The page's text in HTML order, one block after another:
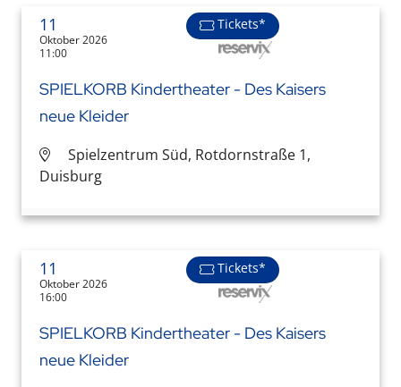
11
Oktober 2026
11:00
Tickets*
SPIELKORB Kindertheater - Des Kaisers
neue Kleider
Spielzentrum Süd, Rotdornstraße 1,
Duisburg
11
Oktober 2026
16:00
Tickets*
SPIELKORB Kindertheater - Des Kaisers
neue Kleider